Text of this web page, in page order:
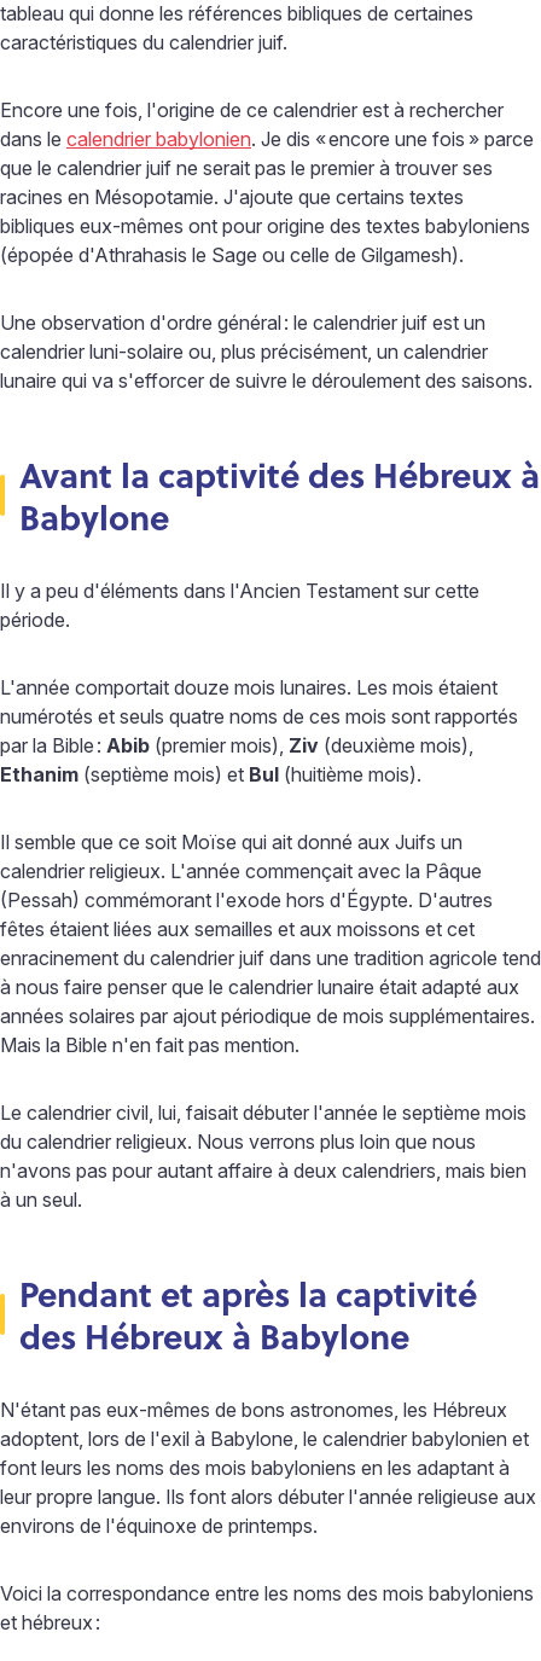
tableau qui donne les références bibliques de certaines
caractéristiques du calendrier juif.
Encore une fois, l'origine de ce calendrier est à rechercher
dans le calendrier babylonien. Je dis «encore une fois » parce
que le calendrier juif ne serait pas le premier à trouver ses
racines en Mésopotamie. J'ajoute que certains textes
bibliques eux-mêmes ont pour origine des textes babyloniens
(épopée d'Athrahasis le Sage ou celle de Gilgamesh).
Une observation d'ordre général: le calendrier juif est un
calendrier luni-solaire ou, plus précisément, un calendrier
lunaire qui va s'efforcer de suivre le déroulement des saisons.
Avant la captivité des Hébreux à
Babylone
Il y a peu d'éléments dans l'Ancien Testament sur cette
période.
L'année comportait douze mois lunaires. Les mois étaient
numérotés et seuls quatre noms de ces mois sont rapportés
par la Bible :Abib (premier mois), Ziv (deuxième mois),
Ethanim (septième mois) et Bul (huitième mois).
Il semble que ce soit Moïse qui ait donné aux Juifs un
calendrier religieux. L'année commençait avec la Pâque
(Pessah) commémorant l'exode hors d'Égypte. D'autres
fêtes étaient liées aux semailles et aux moissons et cet
enracinement du calendrier juif dans une tradition agricole tend
à nous faire penser que le calendrier lunaire était adapté aux
années solaires par ajout périodique de mois supplémentaires.
Mais la Bible n'en fait pas mention.
Le calendrier civil, lui, faisait débuter l'année le septième mois
du calendrier religieux. Nous verrons plus loin que nous
n'avons pas pour autant affaire à deux calendriers, mais bien
à un seul.
Pendant et après la captivité
des Hébreux à Babylone
N'étant pas eux-mêmes de bons astronomes, les Hébreux
adoptent, lors de l'exil à Babylone, le calendrier babylonien et
font leurs les noms des mois babyloniens en les adaptant à
leur propre langue. Ils font alors débuter l'année religieuse aux
environs de l'équinoxe de printemps.
Voici la correspondance entre les noms des mois babyloniens
et hébreux: